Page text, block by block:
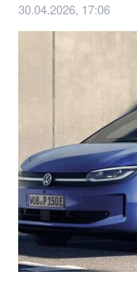
30.04.2026, 17:06